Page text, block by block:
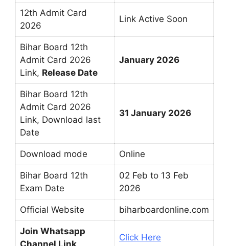
12th Admit Card
2026
Link Active Soon
Bihar Board 12th
Admit Card 2026
Link, Release Date
January 2026
Bihar Board 12th
Admit Card 2026
Link, Download last
Date
31 January 2026
Download mode Online
Bihar Board 12th
Exam Date
02 Feb to 13 Feb
2026
Official Website biharboardonline.com
Join Whatsapp
Channel Link
Click Here